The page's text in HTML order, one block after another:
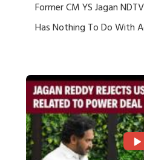
Former CM YS Jagan
Has Nothing To Do With